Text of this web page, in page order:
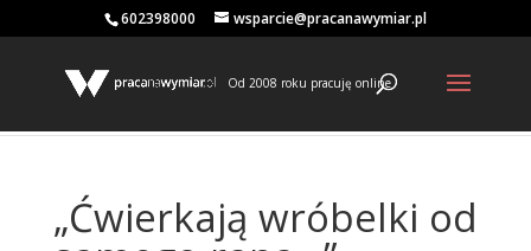
602398000 wsparcie@pracanawymiar.pl
Od 2008 roku pracuję online
„Ćwierkają wróbelki od